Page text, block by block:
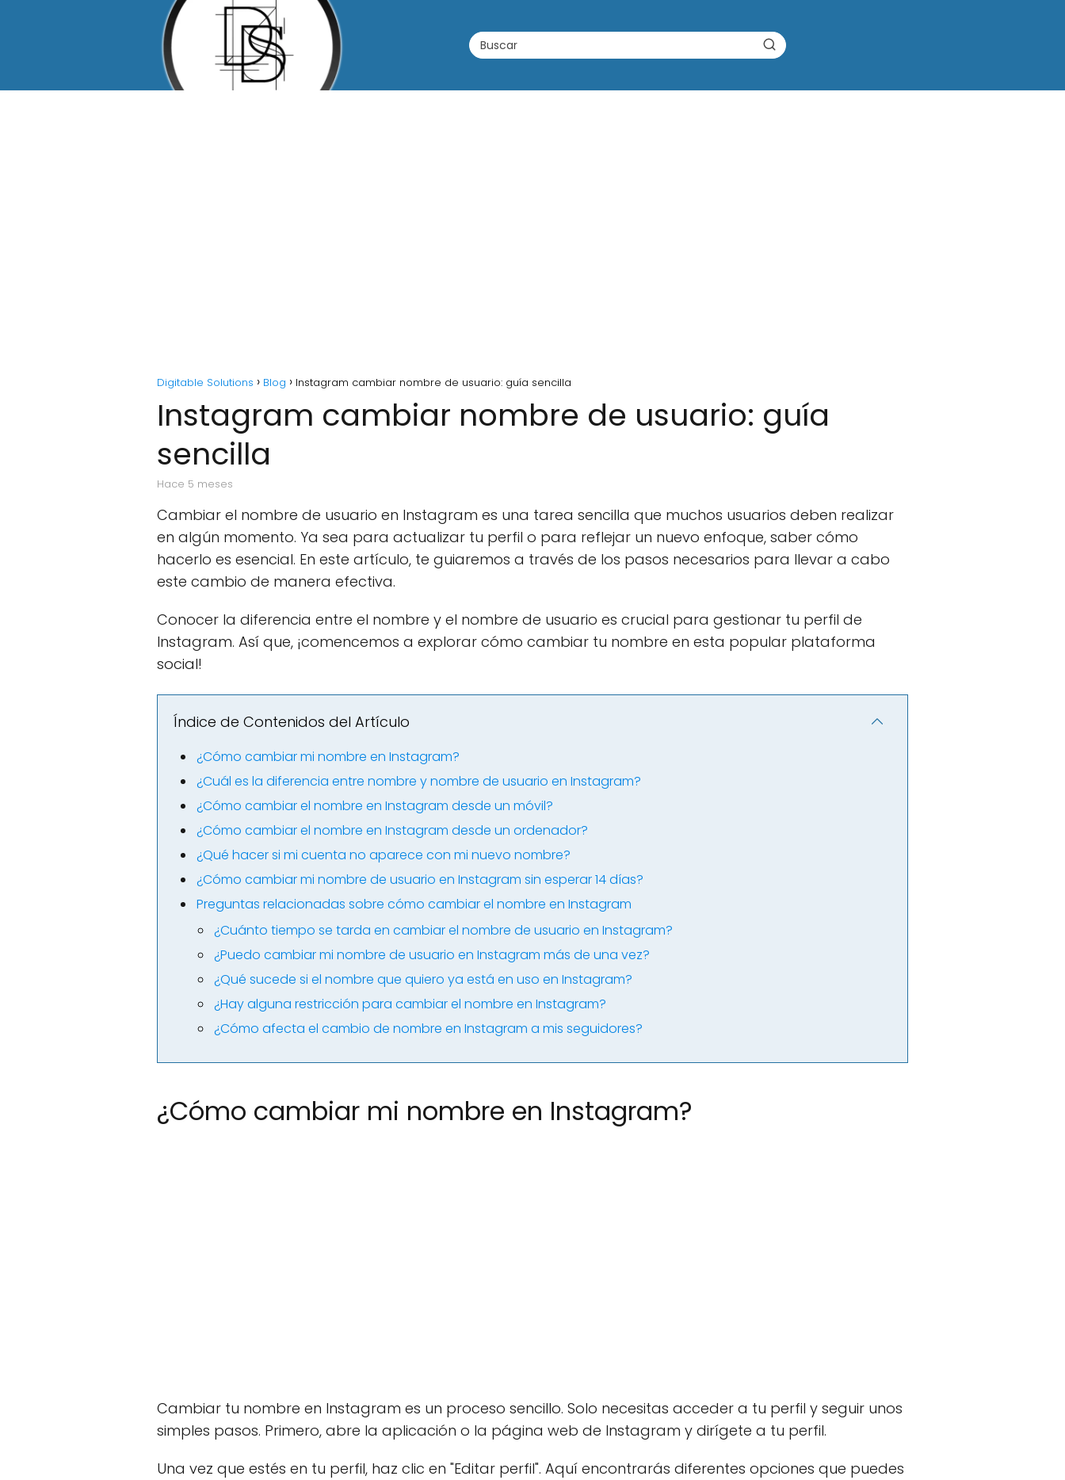
Digitable Solutions Blog Instagram cambiar nombre de usuario: guía sencilla
Instagram cambiar nombre de usuario: guía
sencilla
hace 5 meses
Cambiar el nombre de usuario en Instagram es una tarea sencilla que muchos usuarios deben realizar
en algún momento. Ya sea para actualizar tu perfil o para reflejar un nuevo enfoque, saber cómo
hacerlo es esencial. En este artículo, te guiaremos a través de los pasos necesarios para llevar a cabo
este cambio de manera efectiva.
Conocer la diferencia entre el nombre y el nombre de usuario es crucial para gestionar tu perfil de
Instagram. Así que, ¡comencemos a explorar cómo cambiar tu nombre en esta popular plataforma
social!
Índice de Contenidos del Artículo
¿Cómo cambiar mi nombre en Instagram?
¿Cuál es la diferencia entre nombre y nombre de usuario en Instagram?
¿Cómo cambiar el nombre en Instagram desde un móvil?
¿Cómo cambiar el nombre en Instagram desde un ordenador?
¿Qué hacer si mi cuenta no aparece con mi nuevo nombre?
¿Cómo cambiar mi nombre de usuario en Instagram sin esperar 14 días?
Preguntas relacionadas sobre cómo cambiar el nombre en Instagram
¿Cuánto tiempo se tarda en cambiar el nombre de usuario en Instagram?
¿Puedo cambiar mi nombre de usuario en Instagram más de una vez?
¿Qué sucede si el nombre que quiero ya está en uso en Instagram?
¿Hay alguna restricción para cambiar el nombre en Instagram?
¿Cómo afecta el cambio de nombre en Instagram a mis seguidores?
¿Cómo cambiar mi nombre en Instagram?
Cambiar tu nombre en Instagram es un proceso sencillo. Solo necesitas acceder a tu perfil y seguir unos
simples pasos. Primero, abre la aplicación o la página web de Instagram y dirígete a tu perfil.
Una vez que estés en tu perfil, haz clic en "Editar perfil". Aquí encontrarás diferentes opciones que puedes